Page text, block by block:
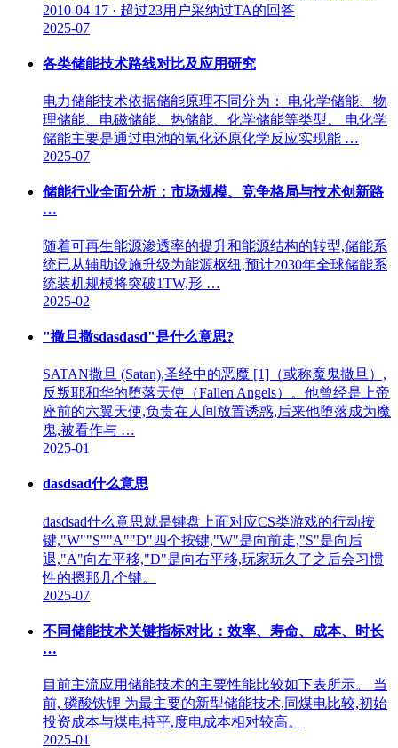
2010-04-17 · 超过23用户采纳过TA的回答
2025-07
各类储能技术路线对比及应用研究
电力储能技术依据储能原理不同分为： 电化学储能、物
理储能、电磁储能、热储能、化学储能等类型。 电化学
储能主要是通过电池的氧化还原化学反应实现能 …
2025-07
储能行业全面分析：市场规模、竞争格局与技术创新路
…
随着可再生能源渗透率的提升和能源结构的转型,储能系
统已从辅助设施升级为能源枢纽,预计2030年全球储能系
统装机规模将突破1TW,形 …
2025-02
"撒旦撒sdasdasd"是什么意思?
SATAN撒旦 (Satan),圣经中的恶魔 [1]（或称魔鬼撒旦）,
反叛耶和华的堕落天使（Fallen Angels）。他曾经是上帝
座前的六翼天使,负责在人间放置诱惑,后来他堕落成为魔
鬼,被看作与 …
2025-01
dasdsad什么意思
dasdsad什么意思就是键盘上面对应CS类游戏的行动按
键,"W""S""A""D"四个按键,"W"是向前走,"S"是向后
退,"A"向左平移,"D"是向右平移,玩家玩久了之后会习惯
性的摁那几个键。
2025-07
不同储能技术关键指标对比：效率、寿命、成本、时长
…
目前主流应用储能技术的主要性能比较如下表所示。 当
前, 磷酸铁锂 为最主要的新型储能技术,同煤电比较,初始
投资成本与煤电持平,度电成本相对较高。
2025-01